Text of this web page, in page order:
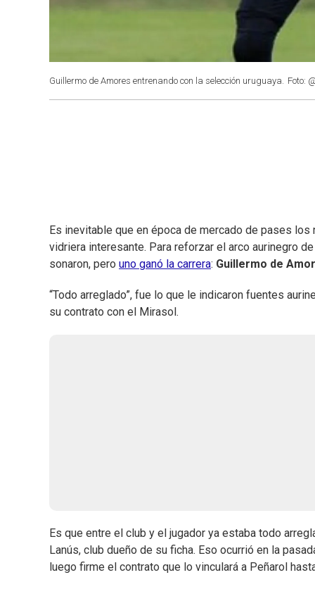
Guillermo de Amores entrenando con la selección uruguaya. Foto:
Es inevitable que en época de mercado de pases
vidriera interesante. Para reforzar el arco aurinegro
sonaron, pero uno ganó la carrera: Guillermo de
“Todo arreglado”, fue lo que le indicaron fuentes
su contrato con el Mirasol.
Es que entre el club y el jugador ya estaba todo
Lanús, club dueño de su ficha. Eso ocurrió en la
luego firme el contrato que lo vinculará a Peñarol